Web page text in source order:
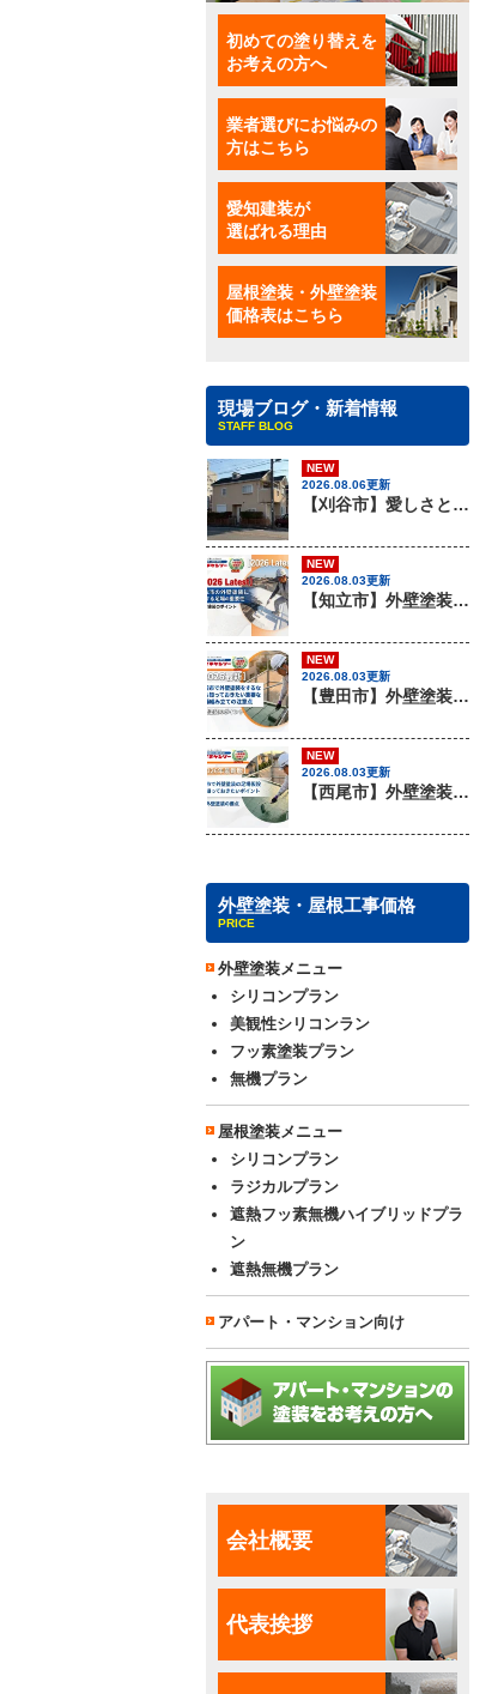
初めての塗り替えを
お考えの方へ
業者選びにお悩みの
方はこちら
愛知建装が
選ばれる理由
屋根塗装・外壁塗装
価格表はこちら
現場ブログ・新着情報
STAFF BLOG
NEW
2026.08.06更新
【刈谷市】愛しさと、ニチハのパミールと、心強さと・・・、屋根材のカバー工法はアイチケンソーへ！！
NEW
2026.08.03更新
【知立市】外壁塗装を行う際に知っておきたい足場組みの重要性『無機塗料専門店の愛知建装』
NEW
2026.08.03更新
【豊田市】外壁塗装を行う際に知っておきたい足場組み立ての注意事項『無機塗料専門店の愛知建装』
NEW
2026.08.03更新
【西尾市】外壁塗装を行う際に知っておきたい足場組み立てのポイント『無機塗料専門店の愛知建装』
外壁塗装・屋根工事価格
PRICE
外壁塗装メニュー
シリコンプラン
美観性シリコンラン
フッ素塗装プラン
無機プラン
屋根塗装メニュー
シリコンプラン
ラジカルプラン
遮熱フッ素無機ハイブリッドプラ
ン
遮熱無機プラン
アパート・マンション向け
会社概要
代表挨拶